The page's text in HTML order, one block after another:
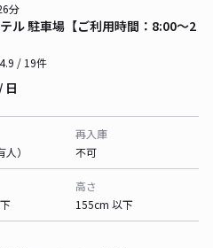
ル 駐車場【ご利用時間：8:00～2
分
4.9 / 19件
/ 日
）
再入庫
不可
高さ
155cm 以下